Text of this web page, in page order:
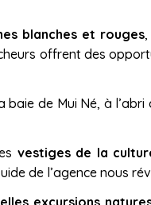
blanches et rouges,
offrent des
baie de Mui Né, à
vestiges de la
de l’agence nous